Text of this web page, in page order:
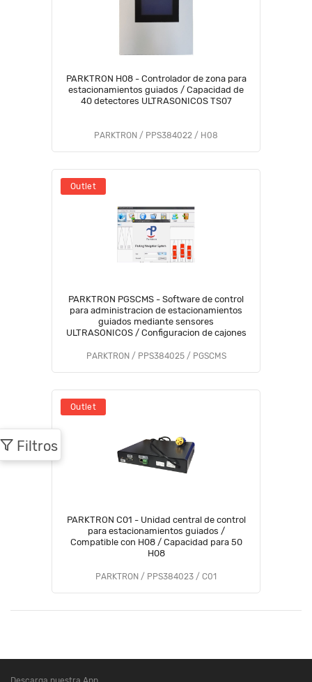
PARKTRON H08 - Controlador de zona para
estacionamientos guiados / Capacidad de
40 detectores ULTRASONICOS TS07
PARKTRON / PPS384022 / H08
Outlet
PARKTRON PGSCMS - Software de control
para administracion de estacionamientos
guiados mediante sensores
ULTRASONICOS / Configuracion de cajones
PARKTRON / PPS384025 / PGSCMS
Outlet
PARKTRON C01 - Unidad central de control
para estacionamientos guiados /
Compatible con H08 / Capacidad para 50
H08
PARKTRON / PPS384023 / C01
Filtros